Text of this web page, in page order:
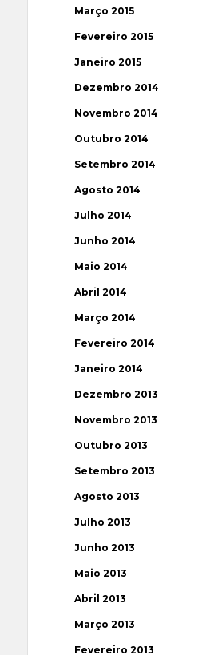
Março 2015
Fevereiro 2015
Janeiro 2015
Dezembro 2014
Novembro 2014
Outubro 2014
Setembro 2014
Agosto 2014
Julho 2014
Junho 2014
Maio 2014
Abril 2014
Março 2014
Fevereiro 2014
Janeiro 2014
Dezembro 2013
Novembro 2013
Outubro 2013
Setembro 2013
Agosto 2013
Julho 2013
Junho 2013
Maio 2013
Abril 2013
Março 2013
Fevereiro 2013